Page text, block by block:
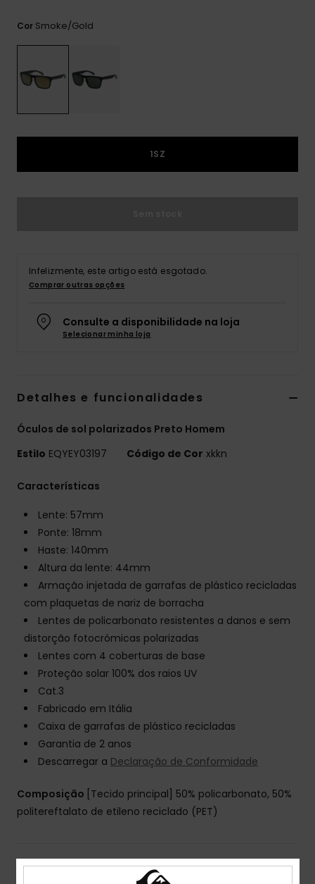
Cor Smoke/gold
1SZ
Infelizmente, este artigo está esgotado.
Comprar outras opções
Consulte a disponibilidade na loja
Selecionar minha loja
Detalhes e funcionalidades
Óculos de sol polarizados Preto Homem
Estilo EQYEY03197 Código de Cor xkkn
Características
Lente: 57mm
Ponte: 18mm
Haste: 140mm
Altura da lente: 44mm
Armação injetada de garrafas de plástico recicladas
com plaquetas de nariz de borracha
Lentes de policarbonato resistentes a danos e sem
distorção fotocrómicas polarizadas
Lentes com 4 coberturas de base
Proteção solar 100% dos raios UV
Cat.3
Fabricado em Itália
Caixa de garrafas de plástico recicladas
Garantia de 2 anos
Descarregar a Declaração de Conformidade
Composição [Tecido principal] 50% policarbonato, 50%
politereftalato de etileno reciclado (PET)
Envio& Devoluciones